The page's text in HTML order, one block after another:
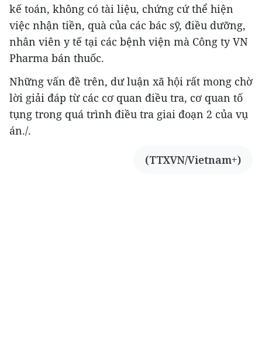
kế toán, không có tài liệu, chứng cứ thể hiện
việc nhận tiền, quà của các bác sỹ, điều dưỡng,
nhân viên y tế tại các bệnh viện mà Công ty VN
Pharma bán thuốc.
Những vấn đề trên, dư luận xã hội rất mong chờ
lời giải đáp từ các cơ quan điều tra, cơ quan tố
tụng trong quá trình điều tra giai đoạn 2 của vụ
án./.
(TTXVN/Vietnam+)